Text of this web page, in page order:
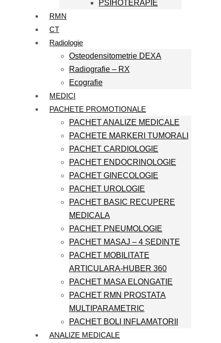
PSIHOTERAPIE
RMN
CT
Radiologie
Osteodensitometrie DEXA
Radiografie – RX
Ecografie
MEDICI
PACHETE PROMOTIONALE
PACHET ANALIZE MEDICALE
PACHETE MARKERI TUMORALI
PACHET CARDIOLOGIE
PACHET ENDOCRINOLOGIE
PACHET GINECOLOGIE
PACHET UROLOGIE
PACHET BASIC RECUPERE
MEDICALA
PACHET PNEUMOLOGIE
PACHET MASAJ – 4 ȘEDINȚE
PACHET MOBILITATE
ARTICULARA-HUBER 360
PACHET MASA ELONGATIE
PACHET RMN PROSTATA
MULTIPARAMETRIC
PACHET BOLI INFLAMATORII
ANALIZE MEDICALE